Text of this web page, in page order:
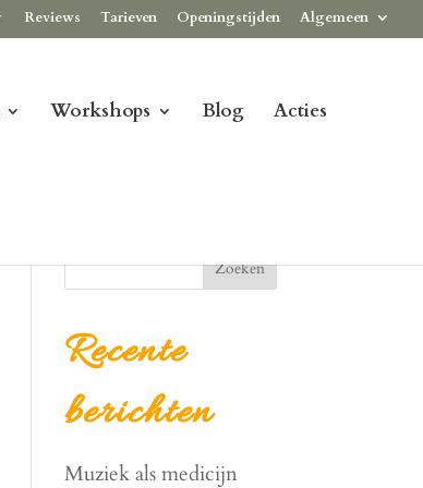
Reviews Tarieven Openingstijden Algemeen
Workshops Blog Acties
Zoeken
Recente
berichten
Muziek als medicijn